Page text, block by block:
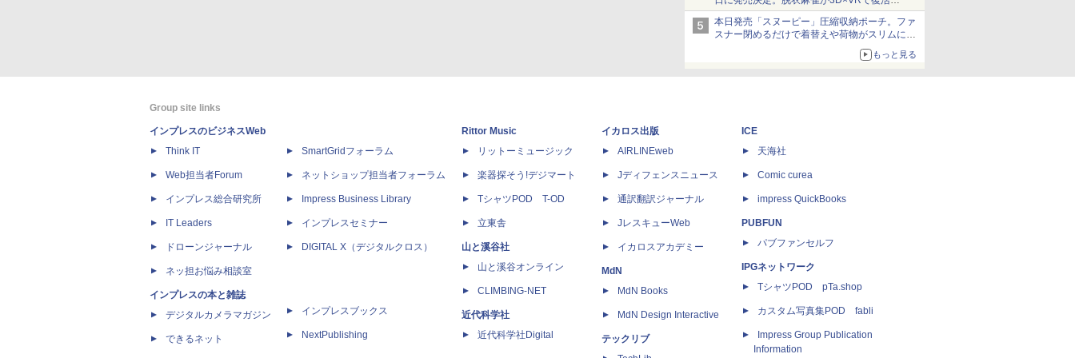
発売から2週間は20%オフになるセールが実施
本日発売「スヌーピー」圧縮収納ポーチ。ファ
スナー閉めるだけで着替えや荷物がスリムにま
もっと見る
Group site links
インプレスのビジネスWeb
Think IT
Web担当者Forum
インプレス総合研究所
IT Leaders
ドローンジャーナル
ネッ担お悩み相談室
インプレスの本と雑誌
デジタルカメラマガジン
できるネット
SmartGridフォーラム
ネットショップ担当者フォーラム
Impress Business Library
インプレスセミナー
DIGITAL X（デジタルクロス）
インプレスブックス
NextPublishing
Rittor Music
リットーミュージック
楽器探そう!デジマート
TシャツPOD T-OD
立東舎
山と溪谷社
山と溪谷オンライン
CLIMBING-NET
近代科学社
近代科学社Digital
イカロス出版
AIRLINEweb
Jディフェンスニュース
通訳翻訳ジャーナル
JレスキューWeb
イカロスアカデミー
MdN
MdN Books
MdN Design Interactive
テックリブ
ICE
天海社
Comic curea
impress QuickBooks
PUBFUN
パブファンセルフ
IPGネットワーク
TシャツPOD pTa.shop
カスタム写真集POD fabli
Impress Group Publication
Information